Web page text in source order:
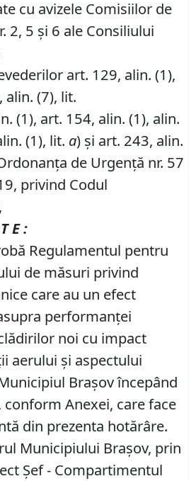
cu avizele Comisiilor de
2, 5 și 6 ale Consiliului
art. 129, alin. (1),
alin. (7), lit.
(1), art. 154, alin. (1), alin.
(1), lit. a) și art. 243, alin.
de Urgență nr. 57
privind Codul
E :
Regulamentul pentru
de măsuri privind
care au un efect
performanței
noi cu impact
aerului și aspectului
Brașov începând
conform Anexei, care face
din prezenta hotărâre.
Municipiului Braşov, prin
Șef - Compartimentul